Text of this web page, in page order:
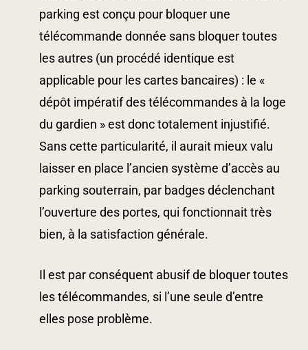
parking est conçu pour bloquer une
télécommande donnée sans bloquer toutes
les autres (un procédé identique est
applicable pour les cartes bancaires) : le «
dépôt impératif des télécommandes à la loge
du gardien » est donc totalement injustifié.
Sans cette particularité, il aurait mieux valu
laisser en place l’ancien système d’accès au
parking souterrain, par badges déclenchant
l’ouverture des portes, qui fonctionnait très
bien, à la satisfaction générale.
Il est par conséquent abusif de bloquer toutes
les télécommandes, si l’une seule d’entre
elles pose problème.